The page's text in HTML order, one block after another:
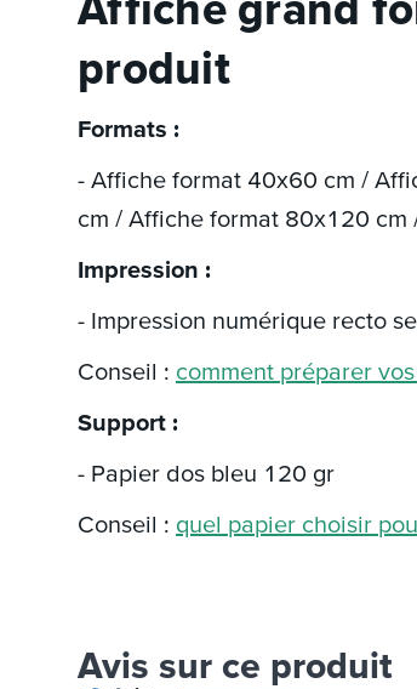
produit
Formats :
- Affiche format 40x60 cm /
cm / Affiche format 80x120
Impression :
- Impression numérique recto
Conseil : comment préparer
Support :
- Papier dos bleu 120 gr
Conseil : quel papier choisir
Avis sur ce produit